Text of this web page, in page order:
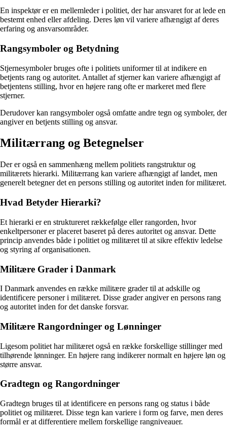
En inspektør er en mellemleder i politiet, der har ansvaret for at lede en
bestemt enhed eller afdeling. Deres løn vil variere afhængigt af deres
erfaring og ansvarsområder.
Rangsymboler og Betydning
Stjernesymboler bruges ofte i politiets uniformer til at indikere en
betjents rang og autoritet. Antallet af stjerner kan variere afhængigt af
betjentens stilling, hvor en højere rang ofte er markeret med flere
stjerner.
Derudover kan rangsymboler også omfatte andre tegn og symboler, der
angiver en betjents stilling og ansvar.
Militærrang og Betegnelser
Der er også en sammenhæng mellem politiets rangstruktur og
militærets hierarki. Militærrang kan variere afhængigt af landet, men
generelt betegner det en persons stilling og autoritet inden for militæret.
Hvad Betyder Hierarki?
Et hierarki er en struktureret rækkefølge eller rangorden, hvor
enkeltpersoner er placeret baseret på deres autoritet og ansvar. Dette
princip anvendes både i politiet og militæret til at sikre effektiv ledelse
og styring af organisationen.
Militære Grader i Danmark
I Danmark anvendes en række militære grader til at adskille og
identificere personer i militæret. Disse grader angiver en persons rang
og autoritet inden for det danske forsvar.
Militære Rangordninger og Lønninger
Ligesom politiet har militæret også en række forskellige stillinger med
tilhørende lønninger. En højere rang indikerer normalt en højere løn og
større ansvar.
Gradtegn og Rangordninger
Gradtegn bruges til at identificere en persons rang og status i både
politiet og militæret. Disse tegn kan variere i form og farve, men deres
formål er at differentiere mellem forskellige rangniveauer.